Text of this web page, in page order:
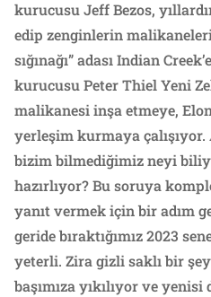
kurucusu Jeff Bezos,
edip zenginlerin
sığınağı” adası Indian
kurucusu Peter Thiel Yeni
malikanesi inşa etmeye,
yerleşim kurmaya
bizim bilmediğimiz neyi
hazırlıyor? Bu soruya
yanıt vermek için bir adım
geride bıraktığımız 2023
yeterli. Zira gizli saklı bir
başımıza yıkılıyor ve